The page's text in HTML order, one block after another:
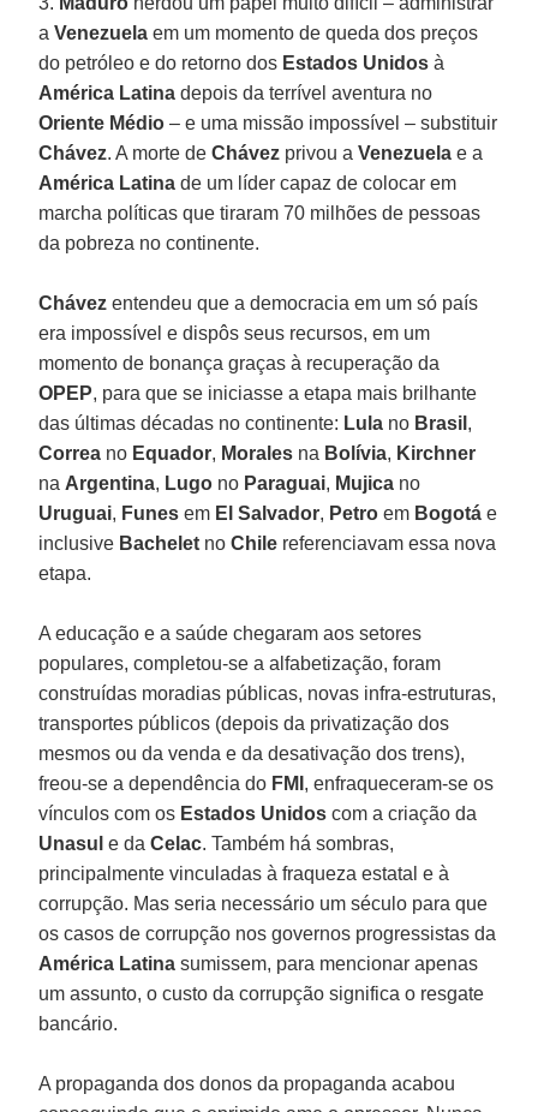
aVenezuela em um momento de queda dos preços
do petróleo e do retorno dos Estados Unidos à
América Latina depois da terrível aventura no
Oriente Médio – e uma missão impossível – substituir
Chávez. A morte deChávez privou aVenezuela e a
América Latina de um líder capaz de colocar em
marcha políticas que tiraram 70 milhões de pessoas
da pobreza no continente.
Chávez entendeu que a democracia em um só país
era impossível e dispôs seus recursos, em um
momento de bonança graças à recuperação da
OPEP, para que se iniciasse a etapa mais brilhante
das últimas décadas no continente: Lula no Brasil ,
Correa no Equador, Morales na Bolívia, Kirchner
na Argentina, Lugo no Paraguai, Mujica no
Uruguai, Funes em El Salvador, Petro em Bogotá e
inclusive Bachelet noChile referenciavam essa nova
etapa.
A educação e a saúde chegaram aos setores
populares, completou-se a alfabetização, foram
construídas moradias públicas, novas infra-estruturas,
transportes públicos (depois da privatização dos
mesmos ou da venda e da desativação dos trens),
freou-se a dependência do FMI , enfraqueceram-se os
vínculos com os Estados Unidos com a criação da
Unasul e daCelac. Também há sombras,
principalmente vinculadas à fraqueza estatal e à
corrupção. Mas seria necessário um século para que
os casos de corrupção nos governos progressistas da
América Latina sumissem, para mencionar apenas
um assunto, o custo da corrupção significa o resgate
bancário.
A propaganda dos donos da propaganda acabou